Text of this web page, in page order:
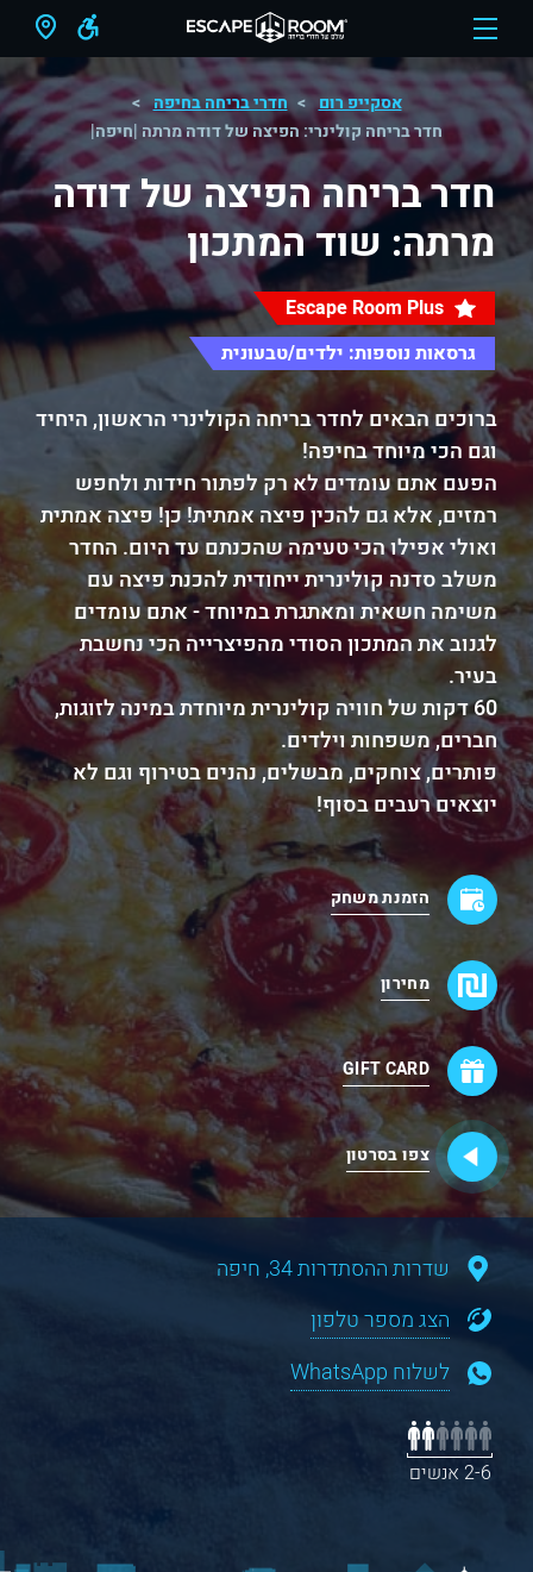
אסקייפ רום
חדרי בריחה בחיפה
חדר בריחה קולינרי: הפיצה של דודה מרתה |חיפה|
חדר בריחה הפיצה של דודה
מרתה: שוד המתכון
Escape Room Plus
גרסאות נוספות: ילדים/טבעונית
ברוכים הבאים לחדר בריחה הקולינרי הראשון, היחיד
וגם הכי מיוחד בחיפה!
הפעם אתם עומדים לא רק לפתור חידות ולחפש
רמזים, אלא גם להכין פיצה אמתית! כן! פיצה אמתית
ואולי אפילו הכי טעימה שהכנתם עד היום. החדר
משלב סדנה קולינרית ייחודית להכנת פיצה עם
משימה חשאית ומאתגרת במיוחד - אתם עומדים
לגנוב את המתכון הסודי מהפיצרייה הכי נחשבת
בעיר.
60 דקות של חוויה קולינרית מיוחדת במינה לזוגות,
חברים, משפחות וילדים.
פותרים, צוחקים, מבשלים, נהנים בטירוף וגם לא
יוצאים רעבים בסוף!
הזמנת משחק
מחירון
GIFT CARD
צפו בסרטון
שדרות ההסתדרות 34, חיפה
הצג מספר טלפון
לשלוח WhatsApp
2-6 אנשים